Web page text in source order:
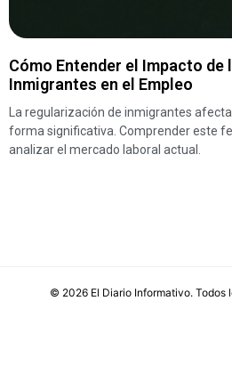
Cómo Entender el Impacto de
Inmigrantes en el Empleo
La regularización de inmigrantes
forma significativa. Comprender este
analizar el mercado laboral actual.
© 2026 El Diario Informativo. Todos